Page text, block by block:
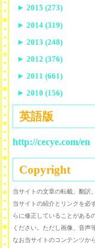
► 2015 (273)
► 2014 (319)
► 2013 (248)
► 2012 (376)
► 2011 (661)
► 2010 (156)
英語版
http://cecye.com/en
Copyright
当サイトの文章の転載、翻訳
当サイトの紹介とリンクを必
らに修正していることがある
ください。ただし画像、音声
なお当サイトのコンテンツか